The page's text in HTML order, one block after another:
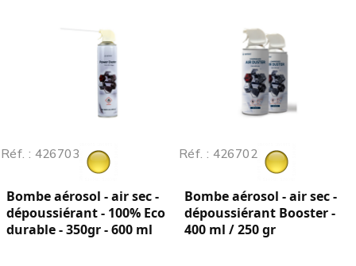
Réf. : 426703
Bombe aérosol - air sec -
dépoussiérant - 100% Eco
durable - 350gr - 600 ml
Réf. : 426702
Bombe aérosol - air sec -
dépoussiérant Booster -
400 ml / 250 gr